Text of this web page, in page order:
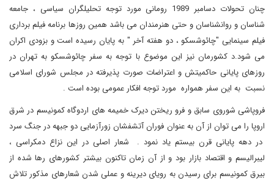
چنان تحولات دسامبر 1989 رومانی مورد توجه تحلیلگران سیاسی ، جامعه
شناسان و روانشناسان و حتی هنرمندان می باشد همین روزها برنامه فیلم برداری
فیلم سینمایی "چائوشسکو ، دو هفته آخر " به پایان رسیده است و بزودی اکران
می شود.د کشورمان نیز این موضوع با توجه به سفر چائوشسکو به تهران در
روزهای پایانی حاکمیتش و اعتراضات صورت پذیرفته در مجلس شورای اسلامی
نسبت به این سفر همواره مورد توجه افکار عمومی بوده است .
فروپاشی شوروی سابق و فرو ریختن دیرک خمیمه های اردوگاه کمونیسم در شرق
اروپا را می توان از آن به عنوان فوران آتشفشان زورآزمایی دو جبهه در جنگ سرد
در دهه پایانی قرن بیستم یاد نمود . شعار اصلی در این نزاع دمکراسی ،
لیبرالیسم و اقتصاد بازار بود و از آن زمان تاکنون بیشتر کشورهای رها شده از
بیرق کمونیسم برای رسیدن به رویای دیرینه و عملی شدن شعارهای مذکور تلاش